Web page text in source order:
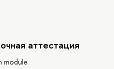
аттестация
module